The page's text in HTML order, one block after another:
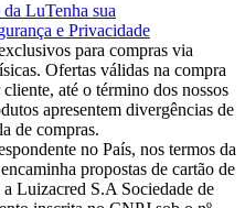
da LuTenha sua
e Privacidade
para compras via
Ofertas válidas na compra
até o término dos nossos
apresentem divergências de
de compras.
no País, nos termos da
propostas de cartão de
Luizacred S.A Sociedade de